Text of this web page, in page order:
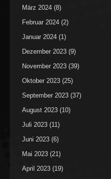
März 2024 (8)
Februar 2024 (2)
Januar 2024 (1)
Dezember 2023 (9)
November 2023 (39)
Oktober 2023 (25)
September 2023 (37)
August 2023 (10)
Juli 2023 (11)
Juni 2023 (6)
Mai 2023 (21)
April 2023 (19)